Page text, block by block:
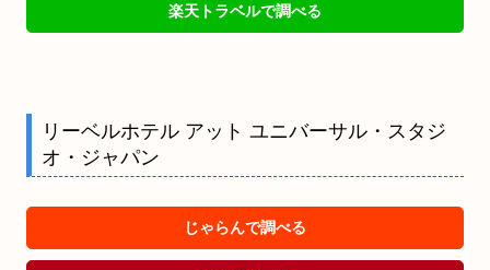
楽天トラベルで調べる
リーベルホテル アット ユニバーサル・スタジ
オ・ジャパン
じゃらんで調べる